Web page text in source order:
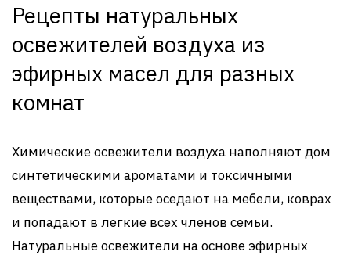
Рецепты натуральных
освежителей воздуха из
эфирных масел для разных
комнат
Химические освежители воздуха наполняют дом
синтетическими ароматами и токсичными
веществами, которые оседают на мебели, коврах
и попадают в легкие всех членов семьи.
Натуральные освежители на основе эфирных